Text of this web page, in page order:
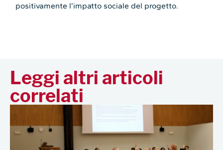
positivamente l’impatto sociale del progetto.
Leggi altri articoli
correlati